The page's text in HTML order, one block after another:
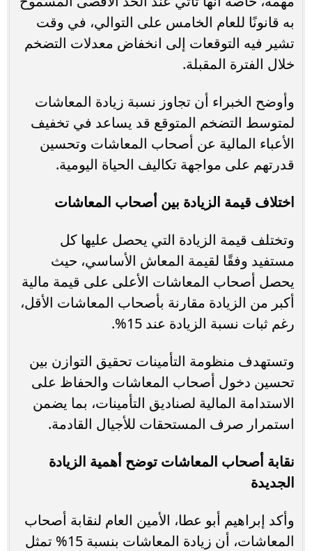
به قانونًا للعام الخامس على التوالي، في وقت
تشير فيه التوقعات إلى انخفاض معدلات التضخم
خلال الفترة المقبلة.
وأوضح الخبراء أن تجاوز نسبة زيادة المعاشات
لمتوسط التضخم المتوقع قد يساعد في تخفيف
الأعباء المالية عن أصحاب المعاشات وتحسين
قدرتهم على مواجهة تكاليف الحياة اليومية.
اختلاف قيمة الزيادة بين أصحاب المعاشات
وتختلف قيمة الزيادة التي يحصل عليها كل
مستفيد وفقًا لقيمة المعاش الأساسي، حيث
يحصل أصحاب المعاشات الأعلى على قيمة مالية
أكبر من الزيادة مقارنة بأصحاب المعاشات الأقل،
رغم ثبات نسبة الزيادة عند 15%.
وتستهدف منظومة التأمينات تحقيق التوازن بين
تحسين دخول أصحاب المعاشات والحفاظ على
الاستدامة المالية لصناديق التأمينات، بما يضمن
استمرار صرف المستحقات للأجيال القادمة.
نقابة أصحاب المعاشات توضح أهمية الزيادة
الجديدة
وأكد إبراهيم أبو عطا، الأمين العام لنقابة أصحاب
المعاشات، أن زيادة المعاشات بنسبة 15% تمثل